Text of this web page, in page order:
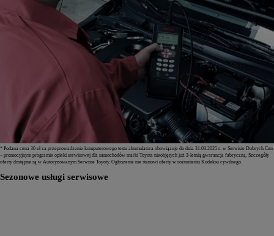
* Podana cena 30 zł za przeprowadzenie komputerowego testu akumulatora obowiązuje do dnia 31.03.2025 r. w Serwisie Dobrych Cen
– promocyjnym programie opieki serwisowej dla samochodów marki Toyota nieobjętych już 3-letnią gwarancja fabryczną. Szczegóły
oferty dostępne są w Autoryzowanym Serwisie Toyoty. Ogłoszenie nie stanowi oferty w rozumieniu Kodeksu cywilnego.
Sezonowe usługi serwisowe